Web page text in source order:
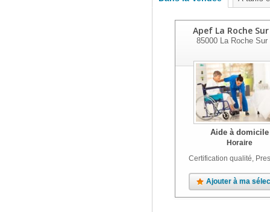
Apef La Roche
85000La Roche Sur
Aide à domicile
Horaire
Certification qualité,
Ajouter à ma